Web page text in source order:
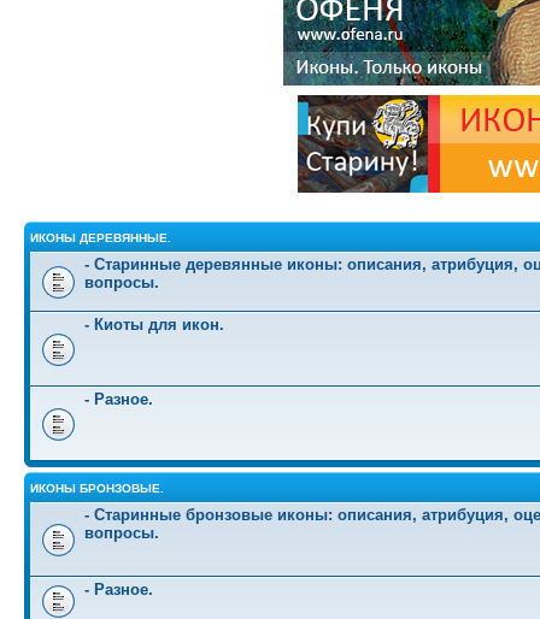
ИКОНЫ ДЕРЕВЯННЫЕ.
- Старинные деревянные иконы: описания, атрибуция,
вопросы.
- Киоты для икон.
- Разное.
ИКОНЫ БРОНЗОВЫЕ.
- Старинные бронзовые иконы: описания, атрибуция,
вопросы.
- Разное.